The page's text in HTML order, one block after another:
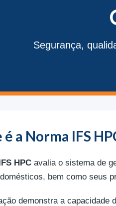
Segurança,
é a Norma IFS
HPC avalia o sistema de
bem como seus
demonstra a capacidade